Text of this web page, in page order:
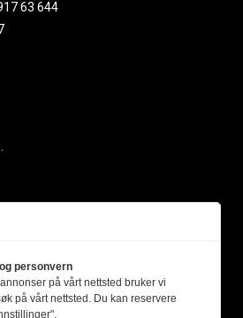
63 644
byggebransjen
personvern
på vårt nettsted bruker vi
på vårt nettsted. Du kan reservere